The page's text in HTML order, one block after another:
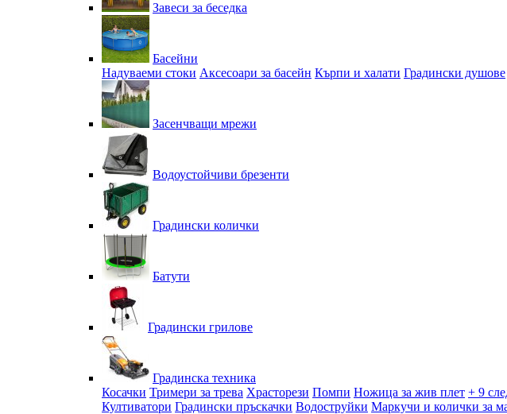
Завеси за беседка
Басейни
Надуваеми стоки Аксесоари за басейн Кърпи и халати Градински душове
Засенчващи мрежи
Водоустойчиви брезенти
Градински колички
Батути
Градински грилове
Градинска техника
Косачки Тримери за трева Храсторези Помпи Ножица за жив плет + 9
Култиватори Градински пръскачки Водоструйки Маркучи и колички за